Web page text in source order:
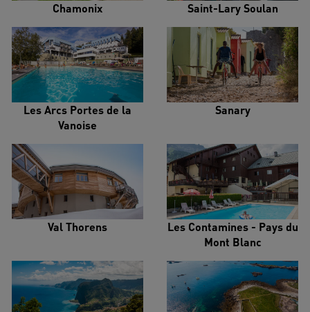
Chamonix Saint-Lary Soulan
Les Arcs Portes de la
Vanoise
Sanary
Val Thorens
Les Contamines - Pays du
Mont Blanc